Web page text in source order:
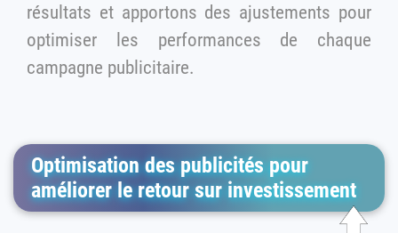
résultats et apportons des ajustements pour
optimiser les performances de chaque
campagne publicitaire.
Optimisation des publicités pour
améliorer le retour sur investissement